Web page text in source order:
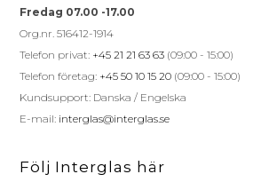
Fredag 07.00 -17.00
Org.nr. 516412-1914
Telefon privat: +45 21 21 63 63 (09:00 - 15:00)
Telefon företag: +45 50 10 15 20 (09:00 - 15:00)
Kundsupport: Danska / Engelska
E-mail: interglas@interglas.se
Följ Interglas här